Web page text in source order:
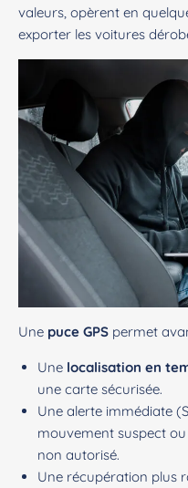
valeurs, opèrent en
exporter les voitures
Une puce GPS permet
Une localisation en
une carte sécurisée.
Une alerte immédiate
mouvement suspect
non autorisé.
Une récupération plus